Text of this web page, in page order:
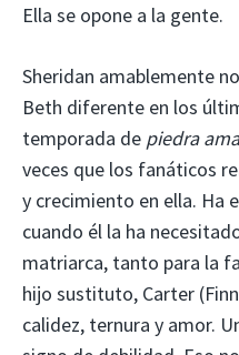
Ella se opone a la gente.
Sheridan amablemente
Beth diferente en los
temporada de piedra
veces que los fanáticos
y crecimiento en ella. Ha
cuando él la ha
matriarca, tanto para la
hijo sustituto, Carter
calidez, ternura y amor.